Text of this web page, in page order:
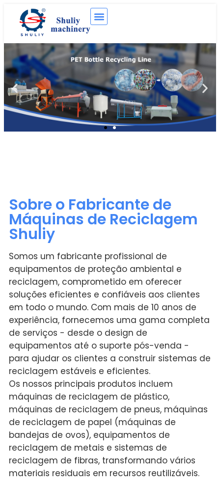
Sobre o Fabricante de
Máquinas de Reciclagem
Shuliy
Somos um fabricante profissional de
equipamentos de proteção ambiental e
reciclagem, comprometido em oferecer
soluções eficientes e confiáveis aos clientes
em todo o mundo. Com mais de 10 anos de
experiência, fornecemos uma gama completa
de serviços - desde o design de
equipamentos até o suporte pós-venda -
para ajudar os clientes a construir sistemas de
reciclagem estáveis e eficientes.
Os nossos principais produtos incluem
máquinas de reciclagem de plástico,
máquinas de reciclagem de pneus, máquinas
de reciclagem de papel (máquinas de
bandejas de ovos), equipamentos de
reciclagem de metais e sistemas de
reciclagem de fibras, transformando vários
materiais residuais em recursos reutilizáveis.